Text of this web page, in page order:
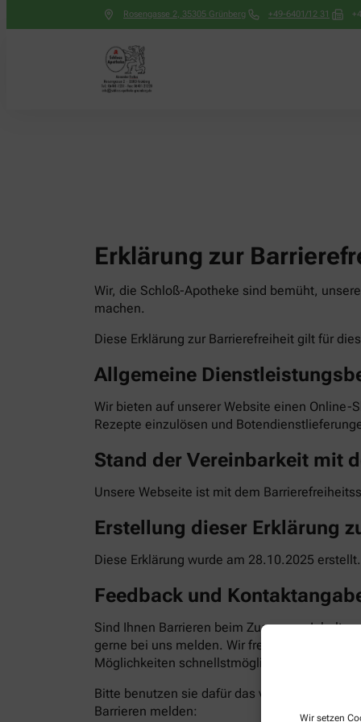
Wir setzen
Rosengasse 2, 35305 Grünberg +49-6401/12 31
Erklärung zur
Wir, die Schloß-Apotheke sind bemüht,
machen.
Diese Erklärung zur Barrierefreiheit gilt für
Allgemeine
Wir bieten auf unserer Website einen Online-
Rezepte einzulösen und
Stand der Vereinbarkeit mit
Unsere Webseite ist mit dem
Erstellung dieser Erklärung
Diese Erklärung wurde am 28.10.2025
Feedback und
Sind Ihnen Barrieren beim Zugang zu
gerne bei uns melden. Wir freuen uns auf Ihr
Möglichkeiten schnellstmöglich zu beheben.
Bitte benutzen sie dafür das vorgesehene
Barrieren melden: